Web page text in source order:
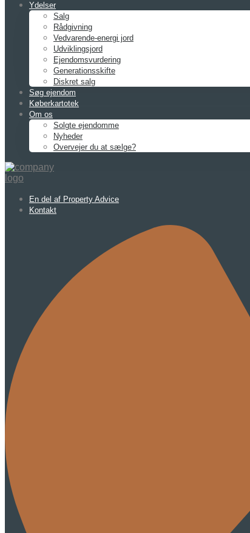
Ydelser
Salg
Rådgivning
Vedvarende-energi jord
Udviklingsjord
Ejendomsvurdering
Generationsskifte
Diskret salg
Søg ejendom
Køberkartotek
Om os
Solgte ejendomme
Nyheder
Overvejer du at sælge?
En del af Property Advice
Kontakt